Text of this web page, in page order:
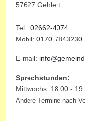
57627 Gehlert
Tel.: 02662-4074
Mobil: 0170-7843230
E-mail:
Sprechstunden:
Mittwochs: 18:00 -
Andere Termine nach